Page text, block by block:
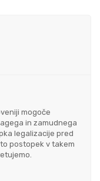
mogoče
in zamudnega
legalizacije pred
postopek v takem